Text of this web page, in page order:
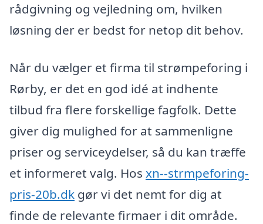
rådgivning og vejledning om, hvilken
løsning der er bedst for netop dit behov.
Når du vælger et firma til strømpeforing i
Rørby, er det en god idé at indhente
tilbud fra flere forskellige fagfolk. Dette
giver dig mulighed for at sammenligne
priser og serviceydelser, så du kan træffe
et informeret valg. Hos xn--strmpeforing-
pris-20b.dk gør vi det nemt for dig at
finde de relevante firmaer i dit område.